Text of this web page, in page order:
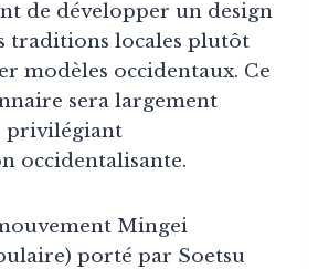
de développer un design
traditions locales plutôt
modèles occidentaux. Ce
sera largement
privilégiant
occidentalisante.
Mingei
porté par Soetsu